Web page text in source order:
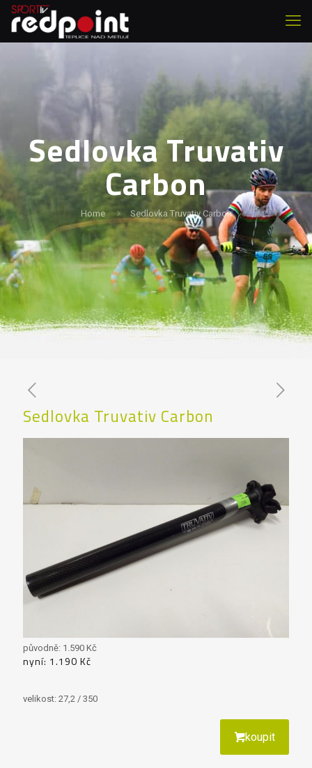
Sedlovka Truvativ
Carbon
Home Sedlovka Truvativ Carbon
Sedlovka Truvativ Carbon
původně: 1.590 Kč
nyní: 1.190 Kč
velikost: 27,2 / 350
koupit